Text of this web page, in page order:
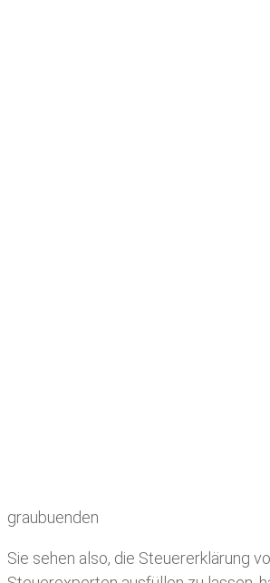
graubuenden
Sie sehen also, die Steuererklärung